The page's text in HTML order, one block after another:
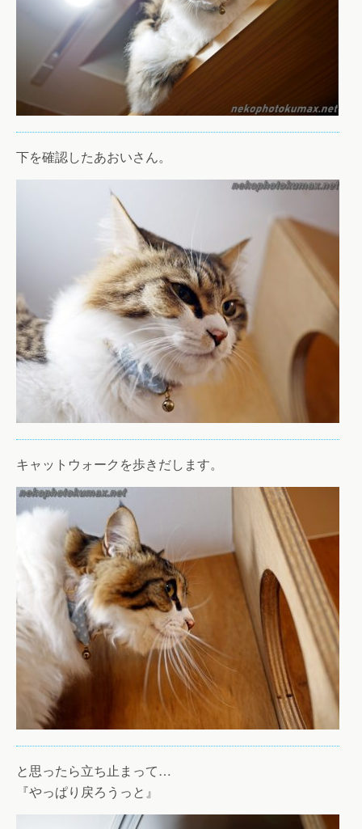
下を確認したあおいさん。
キャットウォークを歩きだします。
と思ったら立ち止まって…
『やっぱり戻ろうっと』